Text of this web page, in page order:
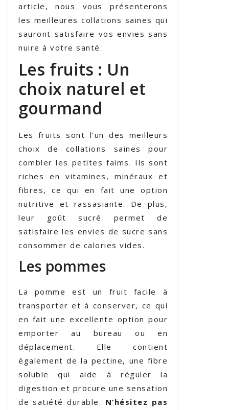
article, nous vous présenterons
les meilleures collations saines qui
sauront satisfaire vos envies sans
nuire à votre santé.
Les fruits : Un
choix naturel et
gourmand
Les fruits sont l’un des meilleurs
choix de collations saines pour
combler les petites faims. Ils sont
riches en vitamines, minéraux et
fibres, ce qui en fait une option
nutritive et rassasiante. De plus,
leur goût sucré permet de
satisfaire les envies de sucre sans
consommer de calories vides.
Les pommes
La pomme est un fruit facile à
transporter et à conserver, ce qui
en fait une excellente option pour
emporter au bureau ou en
déplacement. Elle contient
également de la pectine, une fibre
soluble qui aide à réguler la
digestion et procure une sensation
de satiété durable. N’hésitez pas